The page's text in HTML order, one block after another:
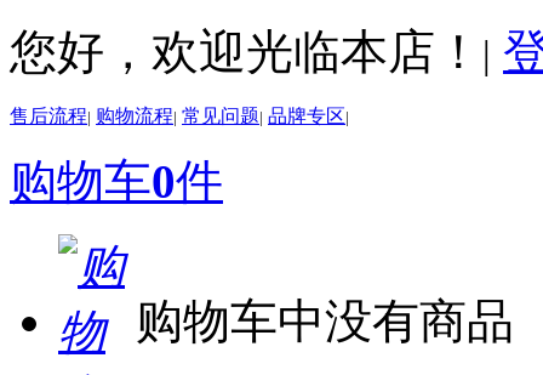
您好，欢迎光临本店！ |
售后流程| 购物流程| 常见问题| 品牌专区|
购物车0件
购物车中没有商品